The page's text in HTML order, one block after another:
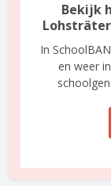
Bekijk
In
en weer